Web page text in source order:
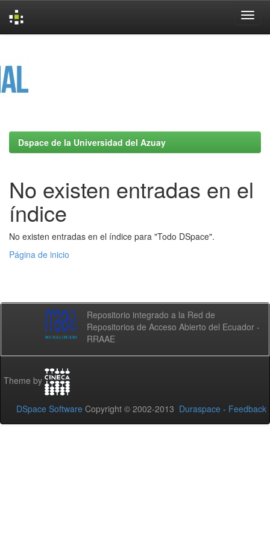
Dspace de la Universidad del Azuay
No existen entradas en el
índice
No existen entradas en el índice para "Todo DSpace".
Página de inicio
Repositorio integrado a la Red de
Repositorios de Acceso Abierto del Ecuador -
RRAAE
Theme by
DSpace Software Copyright © 2002-2013 Duraspace - Feedback